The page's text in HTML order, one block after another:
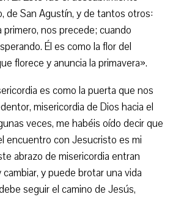
de San Agustín, y de tantos otros:
nos precede; cuando
Él es como la flor del
florece y anuncia la primavera».
es como la puerta que nos
misericordia de Dios hacia el
veces, me habéis oído decir que
encuentro con Jesucristo es mi
abrazo de misericordia entran
y puede brotar una vida
seguir el camino de Jesús,